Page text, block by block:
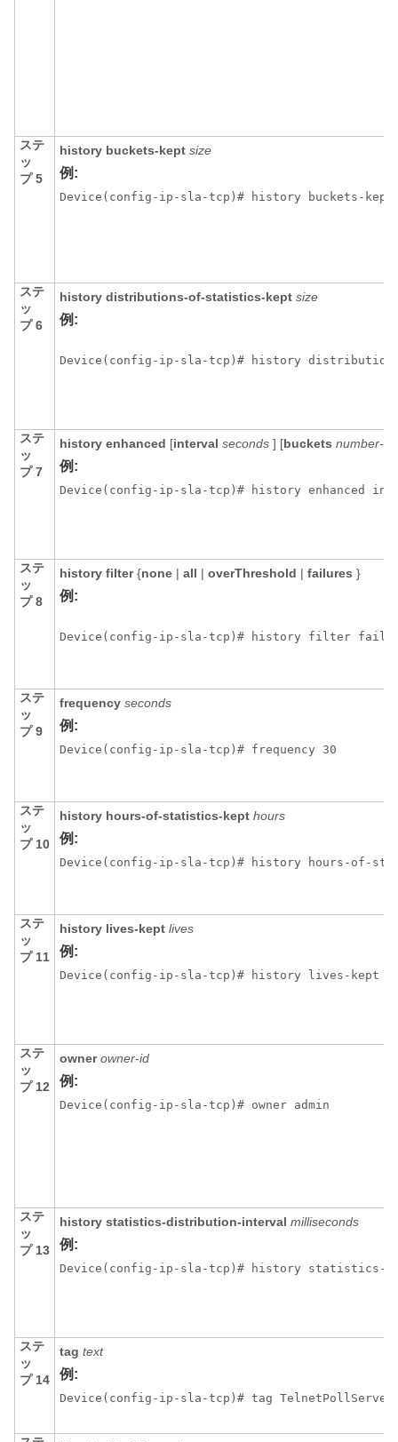
ステ
ッ
プ 5
history buckets-kept size
例:
Device(config-ip-sla-tcp)# history buckets-kept
ステ
ッ
プ 6
history distributions-of-statistics-kept size
例:
Device(config-ip-sla-tcp)# history
ステ
ッ
プ 7
history enhanced [interval seconds ] [buckets number-
例:
Device(config-ip-sla-tcp)# history enhanced
ステ
ッ
プ 8
history filter{none | all | overThreshold | failures }
例:
Device(config-ip-sla-tcp)# history filter
ステ
ッ
プ 9
frequency seconds
例:
Device(config-ip-sla-tcp)# frequency 30
ステ
ッ
プ 10
history hours-of-statistics-kept hours
例:
Device(config-ip-sla-tcp)# history hours-of-
ステ
ッ
プ 11
history lives-kept lives
例:
Device(config-ip-sla-tcp)# history lives-kept 2
ステ
ッ
プ 12
ownerowner-id
例:
Device(config-ip-sla-tcp)# owner admin
ステ
ッ
プ 13
history statistics-distribution-interval milliseconds
例:
Device(config-ip-sla-tcp)# history statistics-
ステ
ッ
プ 14
tag text
例:
Device(config-ip-sla-tcp)# tag